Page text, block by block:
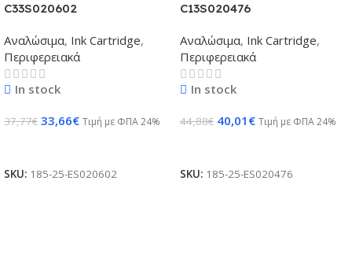
C33S020602
Αναλώσιμα, Ink Cartridge,
Περιφερειακά
In stock
37,77€ 33,66€ Τιμή με ΦΠΑ 24%
SKU: 185-25-ES020602
C13S020476
Αναλώσιμα, Ink Cartridge,
Περιφερειακά
In stock
44,88€ 40,01 € Τιμή με ΦΠΑ 24%
SKU: 185-25-ES020476